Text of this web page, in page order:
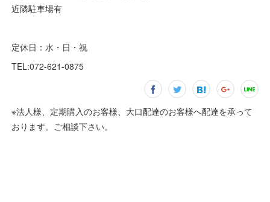
近隣駐車場有
定休日：水・日・祝
TEL:072-621-0875
※法人様、定期購入のお客様、大口配達のお客様へ配達を承って
おります。ご相談下さい。